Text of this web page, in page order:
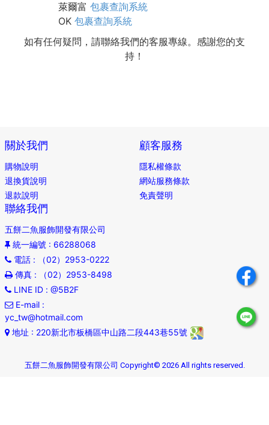
萊爾富 包裹查詢系統
OK 包裹查詢系統
如有任何疑問，請聯絡我們的客服專線。感謝您的支
持！
關於我們
購物說明
退換貨說明
退款說明
顧客服務
隱私權條款
網站服務條款
免責聲明
聯絡我們
五餅二魚服飾開發有限公司
統一編號 : 66288068
電話: （02）2953-0222
傳真: （02）2953-8498
LINE ID: @5B2F
E-mail:
yc_tw@hotmail.com
地址 : 220新北市板橋區中山路二段443巷55號
五餅二魚服飾開發有限公司 Copyright© 2026 All rights reserved.